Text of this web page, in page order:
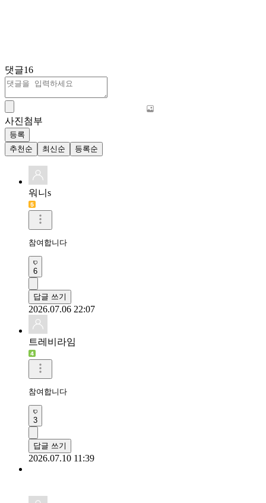
댓글16
사진첨부
등록
추천순
최신순 등록순
워니s
참여합니다
6
답글 쓰기
2026.07.06 22:07
트레비라임
참여합니다
3
답글 쓰기
2026.07.10 11:39